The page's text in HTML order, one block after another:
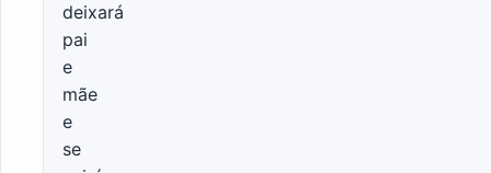
deixará
pai
e
mãe
e
se